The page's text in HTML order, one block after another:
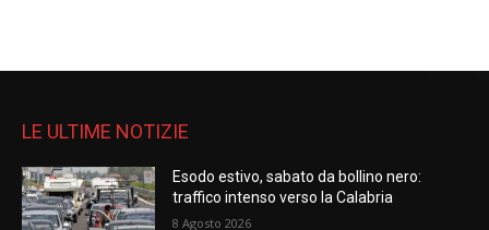
LE ULTIME NOTIZIE
Esodo estivo, sabato da bollino nero:
traffico intenso verso la Calabria
8 Agosto 2026